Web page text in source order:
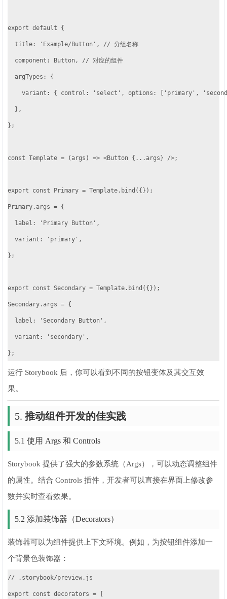
export default {
  title: 'Example/Button', // 分组名称
  component: Button, // 对应的组件
  argTypes: {
variant: { control: 'select', options: ['primary',
  },
};
const Template = (args) => <Button {...args} />;
export const Primary = Template.bind({});
Primary.args = {
  label: 'Primary Button',
  variant: 'primary',
};
export const Secondary = Template.bind({});
Secondary.args = {
  label: 'Secondary Button',
  variant: 'secondary',
};
运行 Storybook 后，你可以看到不同的按钮变体及其交互效
果。
5.推动组件开发的佳实践
5.1 使用 Args 和 Controls
Storybook 提供了强大的参数系统（Args），可以动态调整组件
的属性。结合 Controls 插件，开发者可以直接在界面上修改参
数并实时查看效果。
5.2 添加装饰器（Decorators）
装饰器可以为组件提供上下文环境。例如，为按钮组件添加一
个背景色装饰器：
// .storybook/preview.js
export const decorators = [